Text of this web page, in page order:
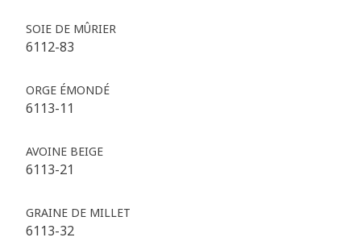
SOIE DE MÛRIER
6112-83
ORGE ÉMONDÉ
6113-11
AVOINE BEIGE
6113-21
GRAINE DE MILLET
6113-32